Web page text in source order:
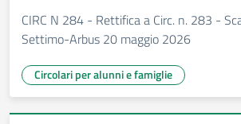
CIRC N 284 - Rettifica a Circ. n. 283 -
Settimo-Arbus 20 maggio 2026
Circolari per alunni e famiglie